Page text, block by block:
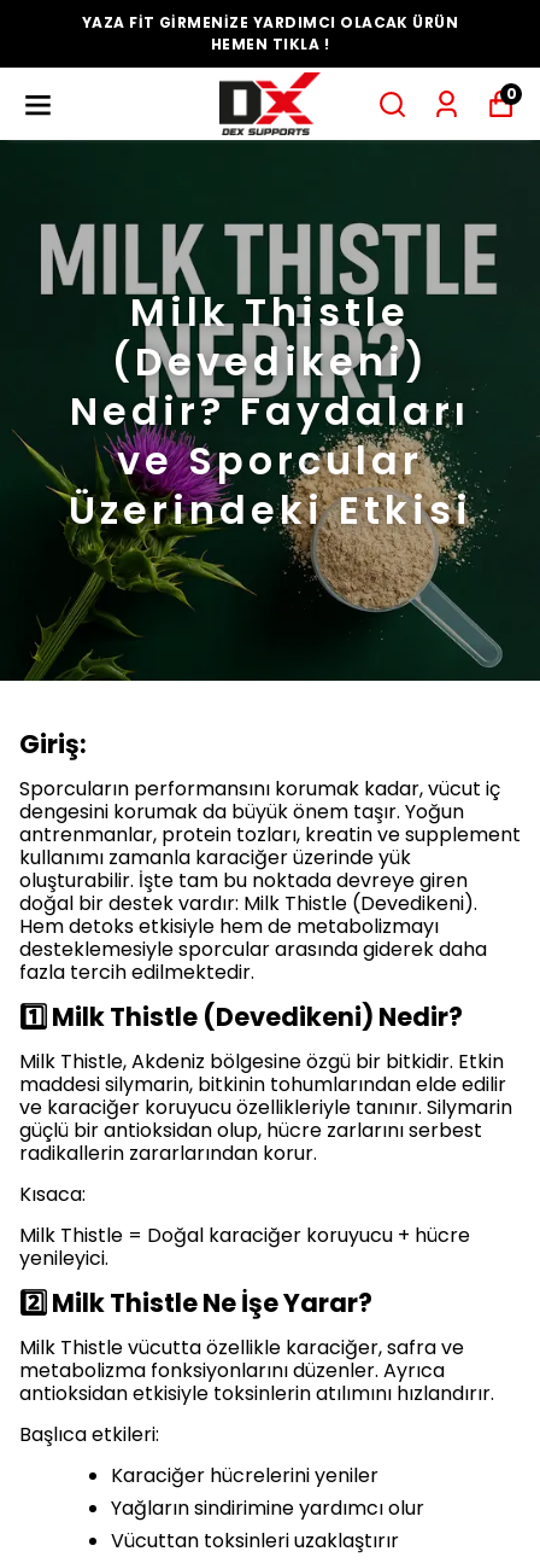
YAZA FİT GİRMENİZE YARDIMCI OLACAK ÜRÜN
HEMEN TIKLA !
0
Milk Thistle
(Devedikeni)
Nedir? Faydaları
ve Sporcular
Üzerindeki Etkisi
Giriş:
Sporcuların performansını korumak kadar, vücut iç
dengesini korumak da büyük önem taşır. Yoğun
antrenmanlar, protein tozları, kreatin ve supplement
kullanımı zamanla karaciğer üzerinde yük
oluşturabilir. İşte tam bu noktada devreye giren
doğal bir destek vardır: Milk Thistle (Devedikeni).
Hem detoks etkisiyle hem de metabolizmayı
desteklemesiyle sporcular arasında giderek daha
fazla tercih edilmektedir.
1️⃣ Milk Thistle (Devedikeni) Nedir?
Milk Thistle, Akdeniz bölgesine özgü bir bitkidir. Etkin
maddesi silymarin, bitkinin tohumlarından elde edilir
ve karaciğer koruyucu özellikleriyle tanınır. Silymarin
güçlü bir antioksidan olup, hücre zarlarını serbest
radikallerin zararlarından korur.
Kısaca:
Milk Thistle = Doğal karaciğer koruyucu + hücre
yenileyici.
2️⃣ Milk Thistle Ne İşe Yarar?
Milk Thistle vücutta özellikle karaciğer, safra ve
metabolizma fonksiyonlarını düzenler. Ayrıca
antioksidan etkisiyle toksinlerin atılımını hızlandırır.
Başlıca etkileri:
Karaciğer hücrelerini yeniler
Yağların sindirimine yardımcı olur
Vücuttan toksinleri uzaklaştırır